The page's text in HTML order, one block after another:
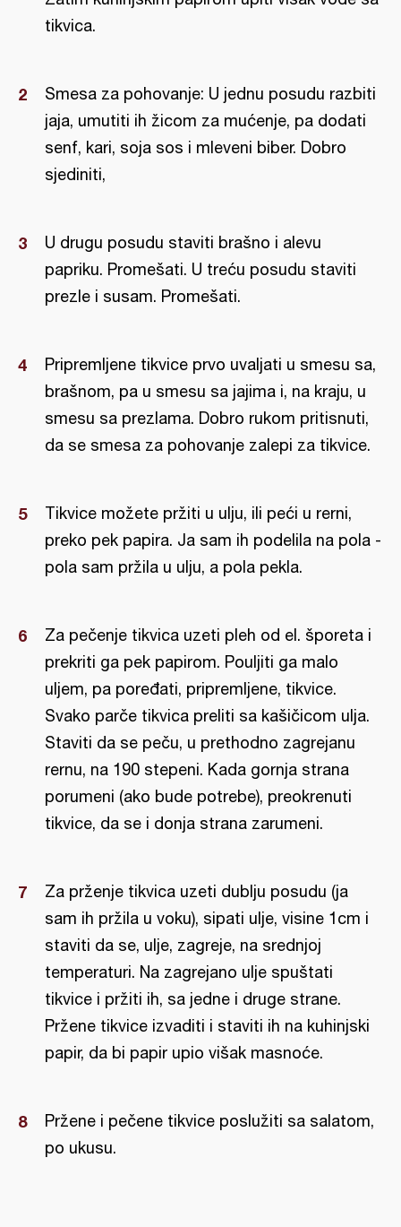
tikvica.
Smesa za pohovanje: U jednu posudu razbiti
jaja, umutiti ih žicom za mućenje, pa dodati
senf, kari, soja sos i mleveni biber. Dobro
sjediniti,
U drugu posudu staviti brašno i alevu
papriku. Promešati. U treću posudu staviti
prezle i susam. Promešati.
Pripremljene tikvice prvo uvaljati u smesu sa,
brašnom, pa u smesu sa jajima i, na kraju, u
smesu sa prezlama. Dobro rukom pritisnuti,
da se smesa za pohovanje zalepi za tikvice.
Tikvice možete pržiti u ulju, ili peći u rerni,
preko pek papira. Ja sam ih podelila na pola -
pola sam pržila u ulju, a pola pekla.
Za pečenje tikvica uzeti pleh od el. šporeta i
prekriti ga pek papirom. Pouljiti ga malo
uljem, pa poređati, pripremljene, tikvice.
Svako parče tikvica preliti sa kašičicom ulja.
Staviti da se peču, u prethodno zagrejanu
rernu, na 190 stepeni. Kada gornja strana
porumeni (ako bude potrebe), preokrenuti
tikvice, da se i donja strana zarumeni.
Za prženje tikvica uzeti dublju posudu (ja
sam ih pržila u voku), sipati ulje, visine 1cm i
staviti da se, ulje, zagreje, na srednjoj
temperaturi. Na zagrejano ulje spuštati
tikvice i pržiti ih, sa jedne i druge strane.
Pržene tikvice izvaditi i staviti ih na kuhinjski
papir, da bi papir upio višak masnoće.
Pržene i pečene tikvice poslužiti sa salatom,
po ukusu.